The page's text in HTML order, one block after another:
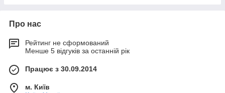
Про нас
Рейтинг не сформований
Менше 5 відгуків за останній рік
Працює з 30.09.2014
м. Київ